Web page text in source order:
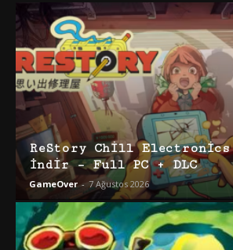
ReStory Chill Electronics
İndir – Full PC + DLC
GameOver - 7 Ağustos 2026